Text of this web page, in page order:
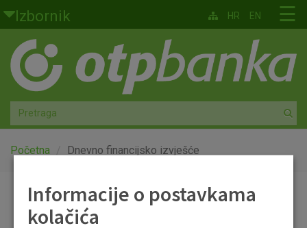
Skoči na glavni sadržaj
Izbornik
Građani
Privatno bankarstvo
Agro
Mala poduzeća i obrtnici
Globalna tržišta
☰
HR EN
Početna Dnevno financijsko izvješće
Dnevno financijsko
Informacije o postavkama
kolačića